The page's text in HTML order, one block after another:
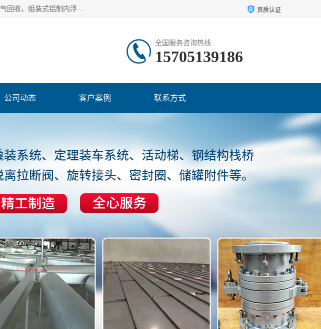
连云港爱德石化机械有限公司主要产品有：鹤管、旋转接头、密封圈、输油臂、储运定量装车系统及油气回收，组装式铝制内浮盘及油罐附件、钢结构栈桥/平台、活动梯、紧急脱离拉断阀等。完备的制造和检测手段以及高素质的员工确保了产品的质量。 资质认证
全国服务咨询热线:
15705139186
公司动态 客户案例 联系方式